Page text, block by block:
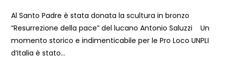
Al Santo Padre è stata donata la scultura in bronzo
“Resurrezione della pace” del lucano Antonio Saluzzi Un
momento storico e indimenticabile per le Pro Loco UNPLI
d’Italia è stato…